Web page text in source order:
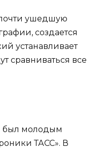
почти ушедшую
создается
устанавливает
сравниваться все
был молодым
ТАСС». В